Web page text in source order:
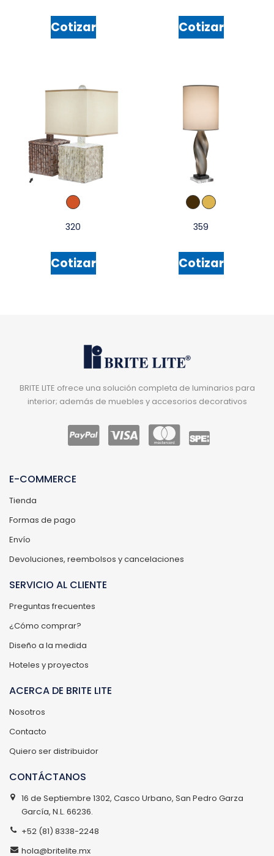
Cotizar Cotizar
320
Cotizar
359
Cotizar
BRITE LITE ofrece una solución completa de luminarios para
interior; además de muebles y accesorios decorativos
E-COMMERCE
Tienda
Formas de pago
Envío
Devoluciones, reembolsos y cancelaciones
SERVICIO AL CLIENTE
Preguntas frecuentes
¿Cómo comprar?
Diseño a la medida
Hoteles y proyectos
ACERCA DE BRITE LITE
Nosotros
Contacto
Quiero ser distribuidor
CONTÁCTANOS
16 de Septiembre 1302, Casco Urbano, San Pedro Garza
García, N.L. 66236.
+52 (81) 8338-2248
hola@britelite.mx